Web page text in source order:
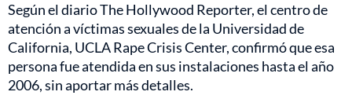
Según el diario The Hollywood Reporter, el centro de
atención a víctimas sexuales de la Universidad de
California, UCLA Rape Crisis Center, confirmó que esa
persona fue atendida en sus instalaciones hasta el año
2006, sin aportar más detalles.